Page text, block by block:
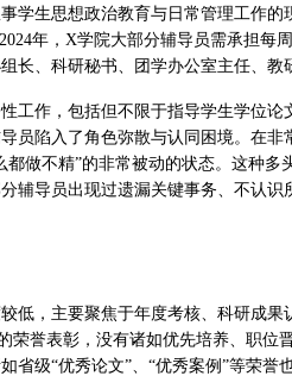
学生思想政治教育与日常管理工作
年，X学院大部分辅导员需承担每
、科研秘书、团学办公室主任、教
工作，包括但不限于指导学生学位
员陷入了角色弥散与认同困境。在
做不精”的非常被动的状态。这种
辅导员出现过遗漏关键事务、不认
低，主要聚焦于年度考核、科研成
荣誉表彰，没有诸如优先培养、职
级“优秀论文”、“优秀案例”等荣誉